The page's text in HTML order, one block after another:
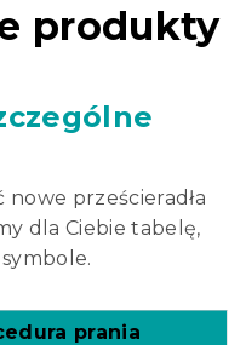
produkty
nowe prześcieradła
dla Ciebie tabelę,
prania